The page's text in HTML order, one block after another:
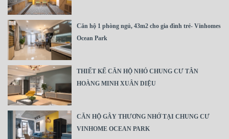
Căn hộ 1 phòng ngủ, 43m2 cho gia đình trẻ- Vinhomes
Ocean Park
THIẾT KẾ CĂN HỘ NHỎ CHUNG CƯ TÂN
HOÀNG MINH XUÂN DIỆU
CĂN HỘ GÂY THƯƠNG NHỚ TẠI CHUNG CƯ
VINHOME OCEAN PARK